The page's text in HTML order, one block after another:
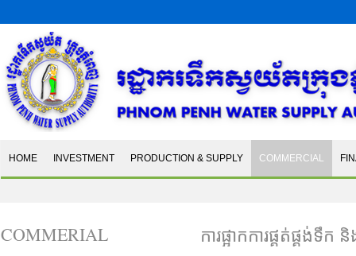
HOME INVESTMENT PRODUCTION & SUPPLY COMMERCIAL
COMMERIAL ការផ្អាកការផ្គត់ផ្គង់ទឹ